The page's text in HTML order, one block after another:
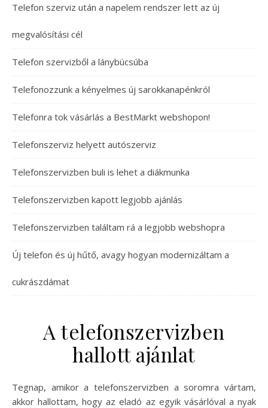
Telefon szerviz után a napelem rendszer lett az új
megvalósítási cél
Telefon szervizből a lánybúcsúba
Telefonozzunk a kényelmes új sarokkanapénkról
Telefonra tok vásárlás a BestMarkt webshopon!
Telefonszerviz helyett autószerviz
Telefonszervizben buli is lehet a diákmunka
Telefonszervizben kapott legjobb ajánlás
Telefonszervizben találtam rá a legjobb webshopra
Új telefon és új hűtő, avagy hogyan modernizáltam a
cukrászdámat
A telefonszervizben
hallott ajánlat
Tegnap, amikor a telefonszervizben a soromra vártam,
akkor hallottam, hogy az eladó az egyik vásárlóval a nyak